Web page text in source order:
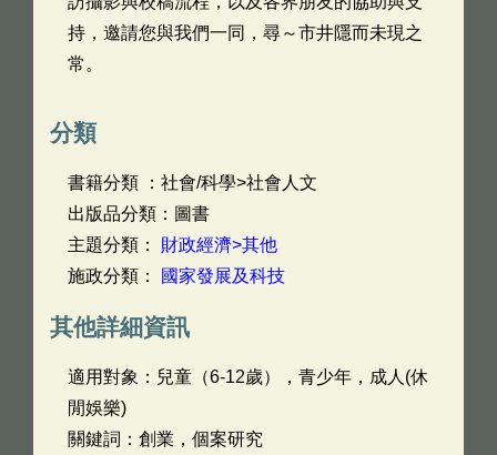
持，邀請您與我們一同，尋～市井隱而未現之
常。
分類
書籍分類 ：社會/科學>社會人文
出版品分類：圖書
主題分類： 財政經濟>其他
施政分類：
國家發展及科技
其他詳細資訊
適用對象：兒童（6-12歲），青少年，成人(休
閒娛樂)
關鍵詞：創業，個案研究